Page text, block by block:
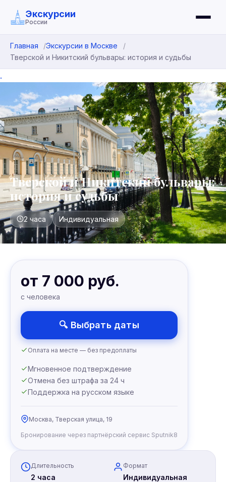
Экскурсии
России
Главная
Экскурсии в Москве
Тверской и Никитский бульвары: история и судьбы
.
Тверской и Никитский бульвары:
история и судьбы
2 часа Индивидуальная
Длительность
2 часа
Формат
Индивидуальная
от 7 000 руб.
с человека
🔍 Выбрать даты
Оплата на месте — без предоплаты
Мгновенное подтверждение
Отмена без штрафа за 24 ч
Поддержка на русском языке
Москва, Тверская улица, 19
Бронирование через партнёрский сервис Sputnik8